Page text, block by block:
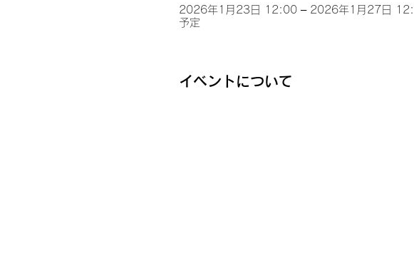
2026年1月23日 12:00 – 2026年1月27日
予定
イベントについて